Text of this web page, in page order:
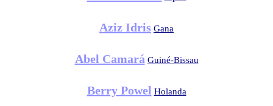
Aziz Idris Gana
Abel Camará Guiné-Bissau
Berry Powel Holanda